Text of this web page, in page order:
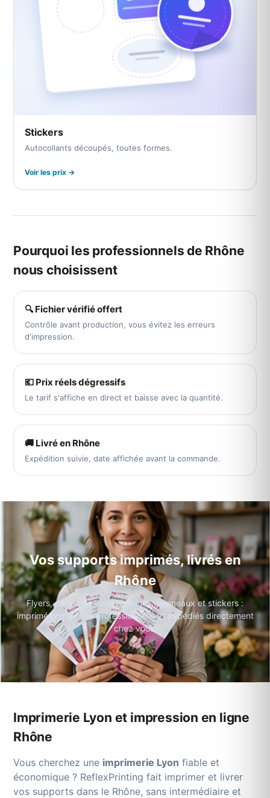
Stickers
Autocollants découpés, toutes formes.
Voir les prix →
Pourquoi les professionnels de Rhône
nous choisissent
🔍 Fichier vérifié offert
Contrôle avant production, vous évitez les erreurs
d'impression.
💶 Prix réels dégressifs
Le tarif s'affiche en direct et baisse avec la quantité.
🚚 Livré en Rhône
Expédition suivie, date affichée avant la commande.
Vos supports imprimés, livrés en
Rhône
Flyers, cartes de visite, affiches, panneaux et stickers :
imprimés en qualité professionnelle et expédiés directement
chez vous.
Imprimerie Lyon et impression en ligne
Rhône
Vous cherchez une imprimerie Lyon fiable et
économique ? ReflexPrinting fait imprimer et livrer
vos supports dans le Rhône, sans intermédiaire et